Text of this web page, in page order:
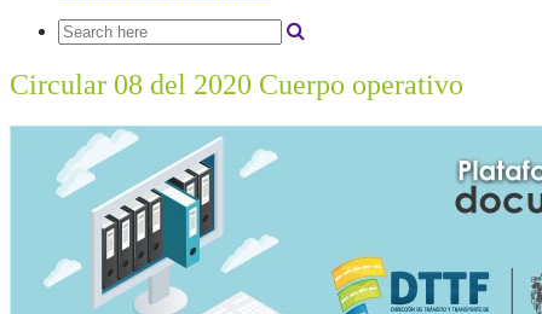
Circular 08 del 2020 Cuerpo operativo